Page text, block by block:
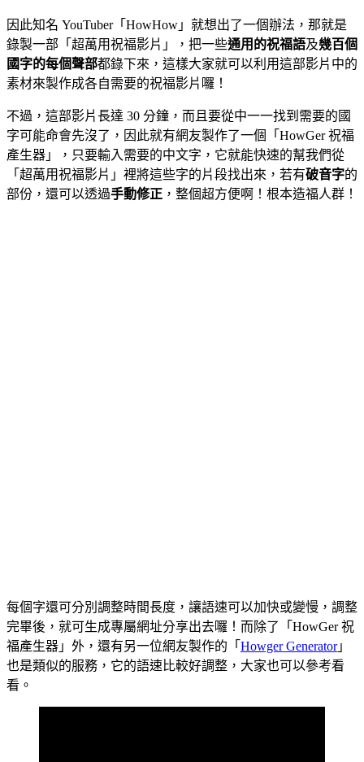
因此知名 YouTuber「HowHow」就想出了一個辦法，那就是
錄製一部「超萬用祝福影片」，把一些通用的祝福語及幾百個
國字的每個聲部都錄下來，這樣大家就可以利用這部影片中的
素材來製作成各自需要的祝福影片囉！
不過，這部影片長達 30 分鐘，而且要從中一一找到需要的國
字可能命會先沒了，因此就有網友製作了一個「HowGer 祝福
產生器」，只要輸入需要的中文字，它就能快速的幫我們從
「超萬用祝福影片」裡將這些字的片段找出來，若有破音字的
部份，還可以透過手動修正 ，整個超方便啊！根本造福人群！
每個字還可分別調整時間長度，讓語速可以加快或變慢，調整
完畢後，就可生成專屬網址分享出去囉！而除了「HowGer 祝
福產生器」外，還有另一位網友製作的「 Howger Generator」
也是類似的服務，它的語速比較好調整，大家也可以參考看
看。